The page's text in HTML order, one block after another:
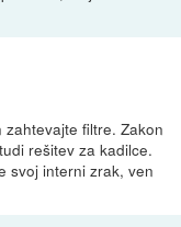
filtre. Zakon
rešitev za kadilce.
svoj interni zrak, ven